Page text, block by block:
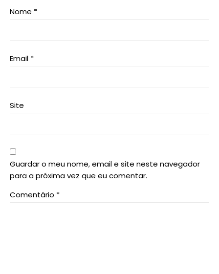
Nome *
Email *
Site
Guardar o meu nome, email e site neste navegador
para a próxima vez que eu comentar.
Comentário *